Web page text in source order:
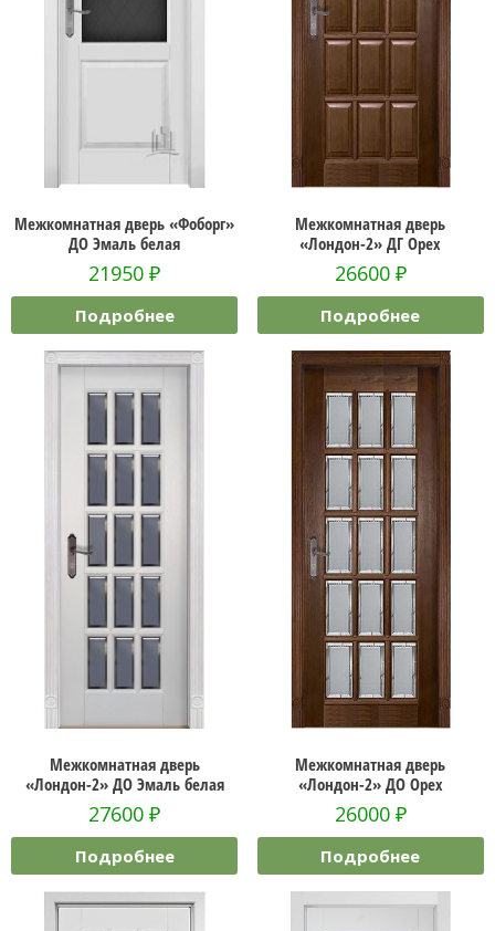
Межкомнатная дверь «Фоборг»
ДО Эмаль белая
21950₽
Подробнее
Межкомнатная дверь
«Лондон-2» ДГ Орех
26600 ₽
Подробнее
Межкомнатная дверь
«Лондон-2» ДО Эмаль белая
27600₽
Подробнее
Межкомнатная дверь
«Лондон-2» ДО Орех
26000 ₽
Подробнее